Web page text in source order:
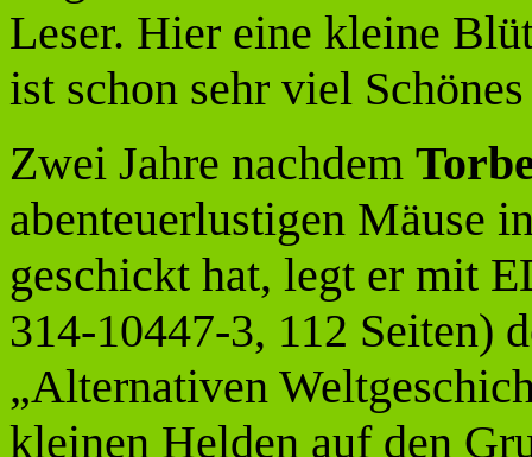
Leser. Hier eine kleine
ist schon sehr viel
Zwei Jahre nachdem
abenteuerlustigen Mäuse
geschickt hat, legt er mit
314-10447-3, 112 Seiten)
„Alternativen
kleinen Helden auf den